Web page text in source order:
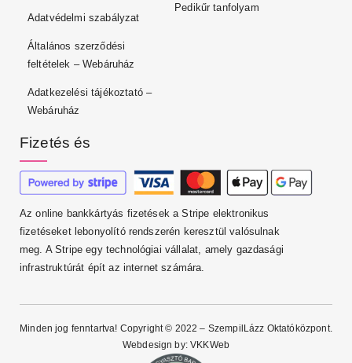
Adatvédelmi szabályzat
Általános szerződési
feltételek – Webáruház
Adatkezelési tájékoztató –
Webáruház
Pedikűr tanfolyam
Fizetés és
Az online bankkártyás fizetések a Stripe elektronikus
fizetéseket lebonyolító rendszerén keresztül valósulnak
meg. A Stripe egy technológiai vállalat, amely gazdasági
infrastruktúrát épít az internet számára.
Minden jog fenntartva! Copyright © 2022 – SzempilLázz Oktatóközpont.
Webdesign by:VKKWeb